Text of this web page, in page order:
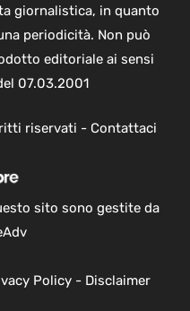
giornalistica, in quanto
periodicità. Non può
editoriale ai sensi
07.03.2001
riservati - Contattaci
sito sono gestite da
Policy- Disclaimer